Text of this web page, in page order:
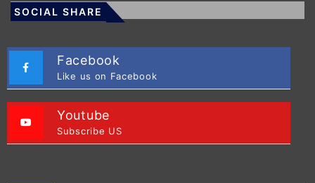
SOCIAL SHARE
Facebook
Like us on Facebook
Youtube
Subscribe US